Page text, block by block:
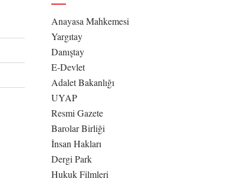
Anayasa Mahkemesi
Yargıtay
Danıştay
E-Devlet
Adalet Bakanlığı
UYAP
Resmi Gazete
Barolar Birliği
İnsan Hakları
Dergi Park
Hukuk Filmleri